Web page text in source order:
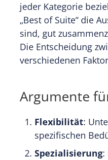
jeder Kategorie
„Best of Suite“ die
sind, gut
Die Entscheidung
verschiedenen
Argumente
Flexibilität:
spezifischen
Spezialisierung: